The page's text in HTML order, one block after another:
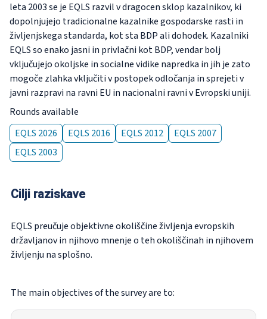
leta 2003 se je EQLS razvil v dragocen sklop kazalnikov, ki
dopolnjujejo tradicionalne kazalnike gospodarske rasti in
življenjskega standarda, kot sta BDP ali dohodek. Kazalniki
EQLS so enako jasni in privlačni kot BDP, vendar bolj
vključujejo okoljske in socialne vidike napredka in jih je zato
mogoče zlahka vključiti v postopek odločanja in sprejeti v
javni razpravi na ravni EU in nacionalni ravni v Evropski uniji.
Rounds available
EQLS 2026
EQLS 2016 EQLS 2012
EQLS 2007
EQLS 2003
Cilji raziskave
EQLS preučuje objektivne okoliščine življenja evropskih
državljanov in njihovo mnenje o teh okoliščinah in njihovem
življenju na splošno.
The main objectives of the survey are to: